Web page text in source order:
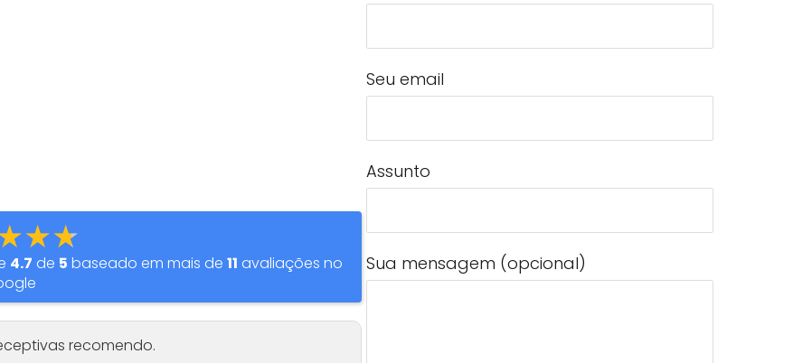
4.7 de 5 baseado em mais de 11 avaliações no
recomendo.
Seu email
Assunto
Sua mensagem (opcional)